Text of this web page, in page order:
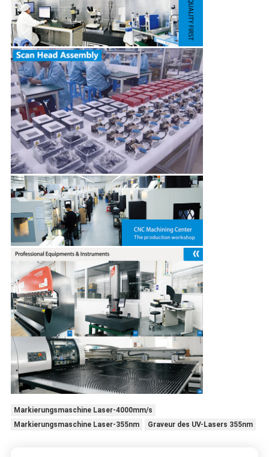
Markierungsmaschine Laser-4000mm/s
Markierungsmaschine Laser-355nm
Graveur des UV-Lasers 355nm